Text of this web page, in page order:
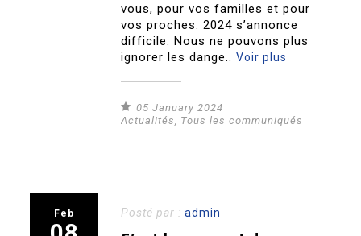
vous, pour vos familles et pour
vos proches. 2024 s’annonce
difficile. Nous ne pouvons plus
ignorer les dange..Voir plus
05 January 2024
Actualités
Tous les communiqués
Feb Posté par :admin